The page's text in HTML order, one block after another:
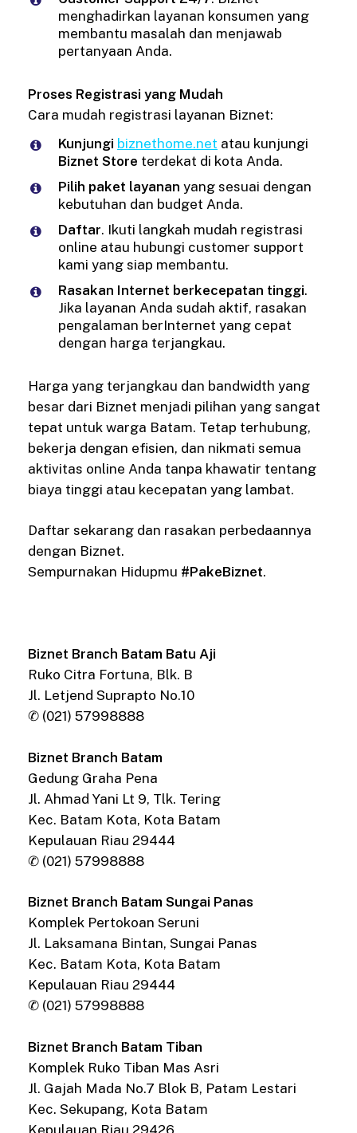
menghadirkan layanan konsumen yang
membantu masalah dan menjawab
pertanyaan Anda.
Proses Registrasi yang Mudah
Cara mudah registrasi layanan Biznet:
Kunjungi biznethome.net atau kunjungi
Biznet Store terdekat di kota Anda.
Pilih paket layanan yang sesuai dengan
kebutuhan dan budget Anda.
Daftar. Ikuti langkah mudah registrasi
online atau hubungi customer support
kami yang siap membantu.
Rasakan Internet berkecepatan tinggi.
Jika layanan Anda sudah aktif, rasakan
pengalaman berInternet yang cepat
dengan harga terjangkau.
Harga yang terjangkau dan bandwidth yang
besar dari Biznet menjadi pilihan yang sangat
tepat untuk warga Batam. Tetap terhubung,
bekerja dengan efisien, dan nikmati semua
aktivitas online Anda tanpa khawatir tentang
biaya tinggi atau kecepatan yang lambat.
Daftar sekarang dan rasakan perbedaannya
dengan Biznet.
Sempurnakan Hidupmu #PakeBiznet.
Biznet Branch Batam Batu Aji
Ruko Citra Fortuna, Blk. B
Jl. Letjend Suprapto No.10
✆ (021) 57998888
Biznet Branch Batam
Gedung Graha Pena
Jl. Ahmad Yani Lt 9, Tlk. Tering
Kec. Batam Kota, Kota Batam
Kepulauan Riau 29444
✆ (021) 57998888
Biznet Branch Batam Sungai Panas
Komplek Pertokoan Seruni
Jl. Laksamana Bintan, Sungai Panas
Kec. Batam Kota, Kota Batam
Kepulauan Riau 29444
✆ (021) 57998888
Biznet Branch Batam Tiban
Komplek Ruko Tiban Mas Asri
Jl. Gajah Mada No.7 Blok B, Patam Lestari
Kec. Sekupang, Kota Batam
Kepulauan Riau 29426